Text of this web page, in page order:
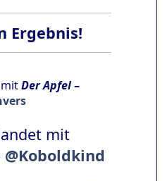
Ergebnis!
Der Apfel–
mit
@Koboldkind